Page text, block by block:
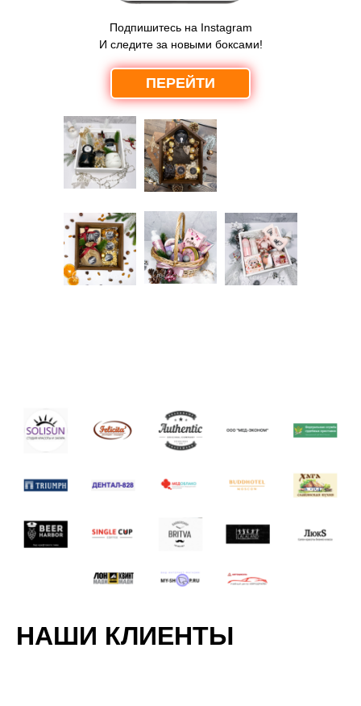
ПЕРЕЙТИ
Подпишитесь на Instagram
И следите за новыми боксами!
НАШИ КЛИЕНТЫ